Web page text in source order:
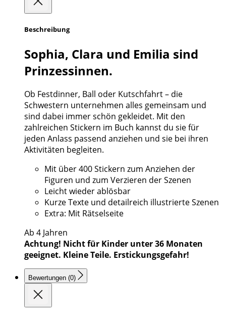
Beschreibung
Sophia, Clara und Emilia sind
Prinzessinnen.
Ob Festdinner, Ball oder Kutschfahrt – die
Schwestern unternehmen alles gemeinsam und
sind dabei immer schön gekleidet. Mit den
zahlreichen Stickern im Buch kannst du sie für
jeden Anlass passend anziehen und sie bei ihren
Aktivitäten begleiten.
Mit über 400 Stickern zum Anziehen der
Figuren und zum Verzieren der Szenen
Leicht wieder ablösbar
Kurze Texte und detailreich illustrierte Szenen
Extra: Mit Rätselseite
Ab 4 Jahren
Achtung! Nicht für Kinder unter 36 Monaten
geeignet. Kleine Teile. Erstickungsgefahr!
Bewertungen (0)